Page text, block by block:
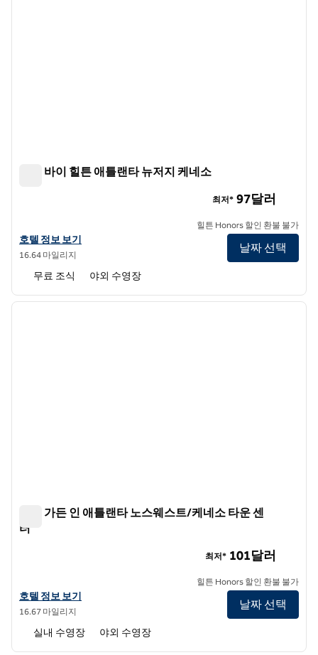
트루 바이 힐튼 애틀랜타 뉴저지 케네소
트루 바이 힐튼 Atlanta NW Kennesaw 호텔 정보 보기
호텔 정보 보기
16.64 마일리지
최저* 97달러
힐튼 Honors 할인 환불 불가
날짜 선택
무료 조식 야외 수영장
1/12
다음
힐튼 가든 인 애틀랜타 노스웨스트/케네소 타운 센
터
힐튼 가든 인 애틀랜타 NW/케네소 타운 센터의 호텔 정보 보기
호텔 정보 보기
16.67 마일리지
최저* 101달러
힐튼 Honors 할인 환불 불가
날짜 선택
실내 수영장 야외 수영장